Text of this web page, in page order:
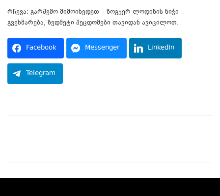
რჩევა: გარშემო მიმოიხედეთ – ზოგჯერ ლოდინის ნიჭი
გვეხმარება, ზედმეტი შეცდომები თავიდან ავიცილოთ.
Facebook Messenger LinkedIn
Telegram